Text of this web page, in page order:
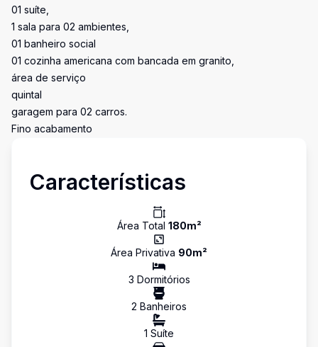
01 suíte,
1 sala para 02 ambientes,
01 banheiro social
01 cozinha americana com bancada em granito,
área de serviço
quintal
garagem para 02 carros.
Fino acabamento
Características
Área Total 180m²
Área Privativa 90m²
3 Dormitórios
2 Banheiros
1 Suíte